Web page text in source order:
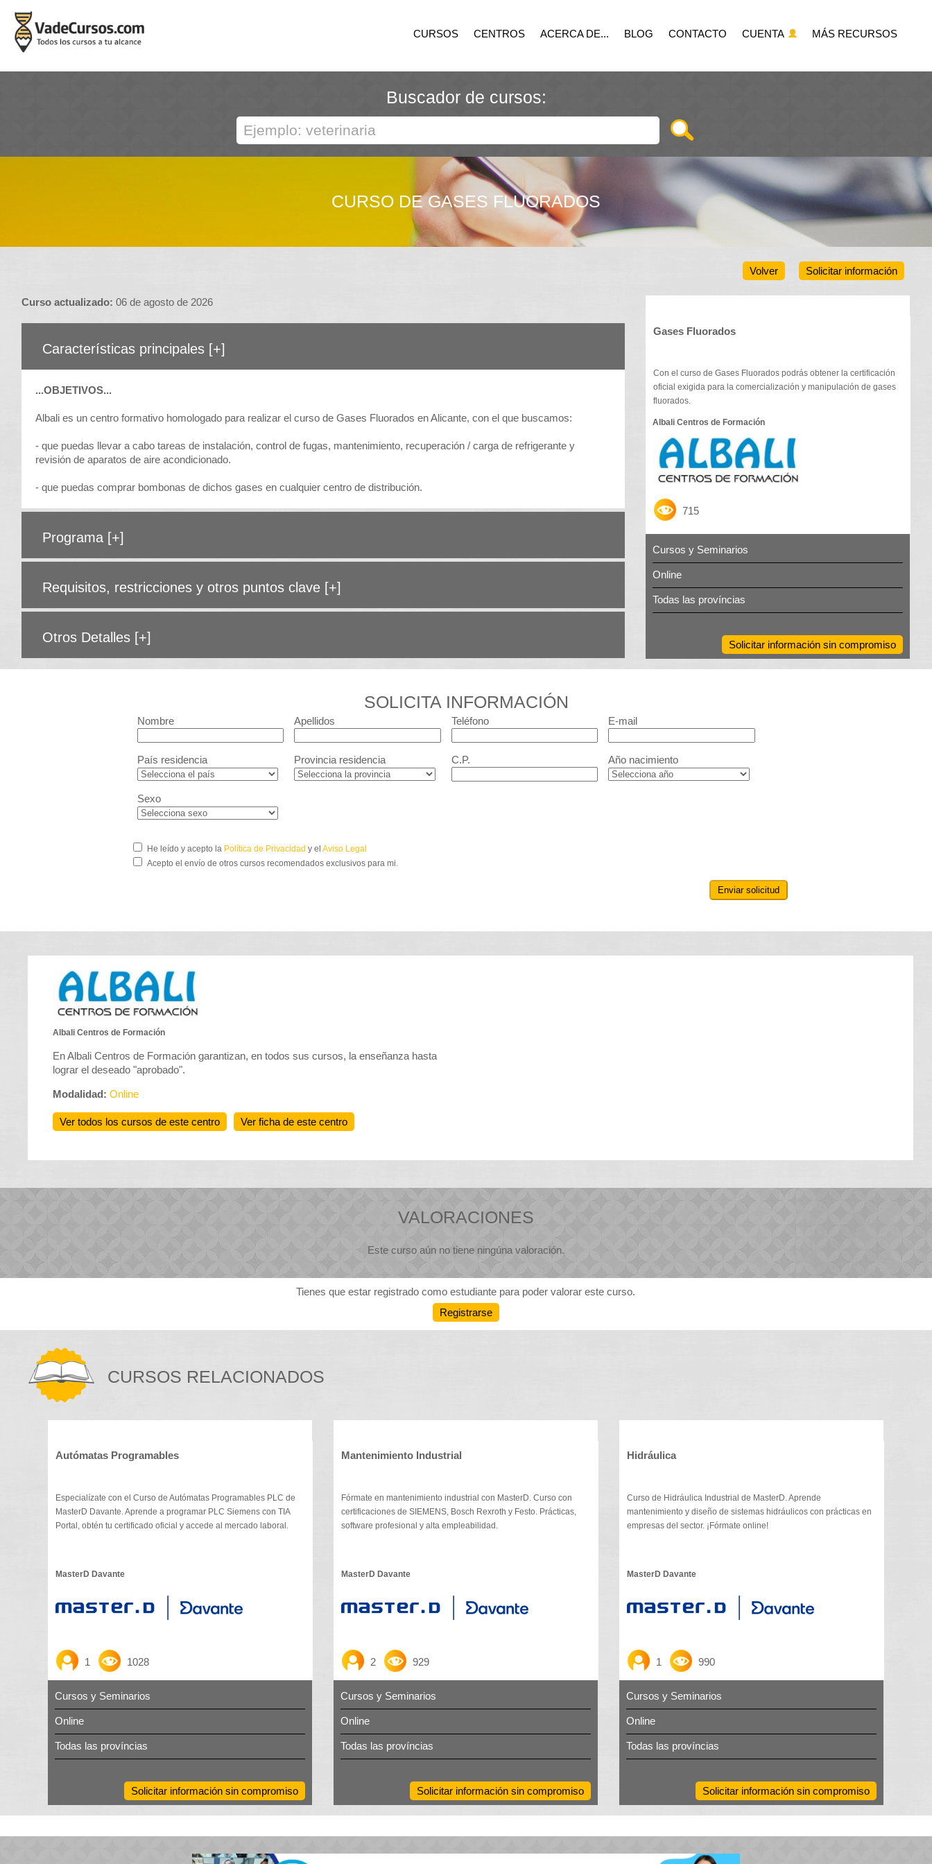
CURSOS CENTROS ACERCA DE... BLOG CONTACTO CUENTA MÁS RECURSOS
Buscador de cursos:
CURSO DE GASES FLUORADOS
Solicitar información
Volver
Curso actualizado: 06 de agosto de 2026
Características principales [+]
...OBJETIVOS...
Albali es un centro formativo homologado para realizar el curso de Gases Fluorados en Alicante, con el que buscamos:
- que puedas llevar a cabo tareas de instalación, control de fugas, mantenimiento, recuperación / carga de refrigerante y
revisión de aparatos de aire acondicionado.
- que puedas comprar bombonas de dichos gases en cualquier centro de distribución.
Programa [+]
Requisitos, restricciones y otros puntos clave [+]
Otros Detalles [+]
Gases Fluorados
Con el curso de Gases Fluorados podrás obtener la certificación
oficial exigida para la comercialización y manipulación de gases
fluorados.
Albali Centros de Formación
715
Cursos y Seminarios
Online
Todas las províncias
Solicitar información sin compromiso
SOLICITA INFORMACIÓN
Nombre Apellidos Teléfono E-mail
País residencia Provincia residencia C.P. Año nacimiento
Sexo
He leído y acepto la Política de Privacidad y elAviso Legal
Acepto el envío de otros cursos recomendados exclusivos para mi.
Enviar solicitud
Albali Centros de Formación
En Albali Centros de Formación garantizan, en todos sus cursos, la enseñanza hasta
lograr el deseado "aprobado".
Modalidad:Online
Ver todos los cursos de este centro Ver ficha de este centro
VALORACIONES
Este curso aún no tiene ningúna valoración.
Tienes que estar registrado como estudiante para poder valorar este curso.
Registrarse
CURSOS RELACIONADOS
Autómatas Programables
Especialízate con el Curso de Autómatas Programables PLC de
MasterD Davante. Aprende a programar PLC Siemens con TIA
Portal, obtén tu certificado oficial y accede al mercado laboral.
MasterD Davante
1 1028
Cursos y Seminarios
Online
Todas las províncias
Solicitar información sin compromiso
Mantenimiento Industrial
Fórmate en mantenimiento industrial con MasterD. Curso con
certificaciones de SIEMENS, Bosch Rexroth y Festo. Prácticas,
software profesional y alta empleabilidad.
MasterD Davante
2 929
Cursos y Seminarios
Online
Todas las províncias
Solicitar información sin compromiso
Hidráulica
Curso de Hidráulica Industrial de MasterD. Aprende
mantenimiento y diseño de sistemas hidráulicos con prácticas en
empresas del sector. ¡Fórmate online!
MasterD Davante
1 990
Cursos y Seminarios
Online
Todas las províncias
Solicitar información sin compromiso